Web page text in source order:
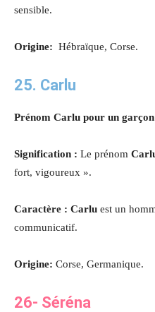
sensible.
Origine: Hébraïque, Corse.
25. Carlu
Prénom Carlu pour un garçon
Signification : Le prénom
fort, vigoureux ».
Caractère : Carlu est un
communicatif.
Origine: Corse, Germanique.
26- Séréna